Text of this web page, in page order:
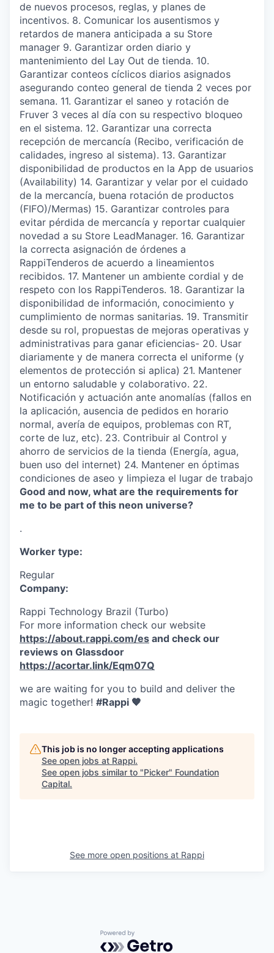
de nuevos procesos, reglas, y planes de
incentivos. 8. Comunicar los ausentismos y
retardos de manera anticipada a su Store
manager 9. Garantizar orden diario y
mantenimiento del Lay Out de tienda. 10.
Garantizar conteos cíclicos diarios asignados
asegurando conteo general de tienda 2 veces por
semana. 11. Garantizar el saneo y rotación de
Fruver 3 veces al día con su respectivo bloqueo
en el sistema. 12. Garantizar una correcta
recepción de mercancía (Recibo, verificación de
calidades, ingreso al sistema). 13. Garantizar
disponibilidad de productos en la App de usuarios
(Availability) 14. Garantizar y velar por el cuidado
de la mercancía, buena rotación de productos
(FIFO)/Mermas) 15. Garantizar controles para
evitar pérdida de mercancía y reportar cualquier
novedad a su Store LeadManager. 16. Garantizar
la correcta asignación de órdenes a
RappiTenderos de acuerdo a lineamientos
recibidos. 17. Mantener un ambiente cordial y de
respeto con los RappiTenderos. 18. Garantizar la
disponibilidad de información, conocimiento y
cumplimiento de normas sanitarias. 19. Transmitir
desde su rol, propuestas de mejoras operativas y
administrativas para ganar eficiencias- 20. Usar
diariamente y de manera correcta el uniforme (y
elementos de protección si aplica) 21. Mantener
un entorno saludable y colaborativo. 22.
Notificación y actuación ante anomalías (fallos en
la aplicación, ausencia de pedidos en horario
normal, avería de equipos, problemas con RT,
corte de luz, etc). 23. Contribuir al Control y
ahorro de servicios de la tienda (Energía, agua,
buen uso del internet) 24. Mantener en óptimas
condiciones de aseo y limpieza el lugar de trabajo
Good and now, what are the requirements for
me to be part of this neon universe?
.
Worker type:
Regular
Company:
Rappi Technology Brazil (Turbo)
For more information check our website
https://about.rappi.com/es and check our
reviews on Glassdoor
https://acortar.link/Eqm07Q
we are waiting for you to build and deliver the
magic together! #Rappi 🧡
This job is no longer accepting applications
See open jobs at Rappi.
See open jobs similar to "Picker" Foundation
Capital.
See more open positions at Rappi
Powered by Getro.com